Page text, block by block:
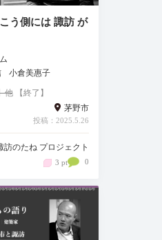
う側には 諏訪 が
小倉美惠子
他【終了】
茅野市
投稿：2025.5.26
訪のたね プロジェクト
3 pt 0